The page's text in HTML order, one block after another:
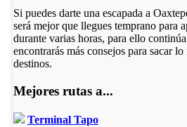
Si puedes darte una escapada a
será mejor que llegues temprano para
durante varias horas, para ello
encontrarás más consejos para sacar
destinos.
Mejores rutas a...
Terminal Tapo